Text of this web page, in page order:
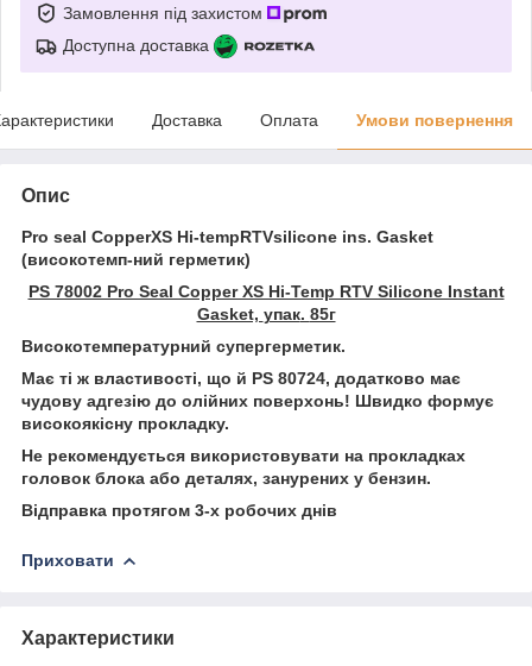
Замовлення під захистом
Доступна доставка
Доставка Оплата Умови повернення
Опис
Pro seal CopperXS Hi-tempRTVsilicone ins. Gasket
(високотемп-ний герметик)
PS 78002 Pro Seal Copper XS Hi-Temp RTV Silicone Instant
Gasket, упак. 85г
Високотемпературний супергерметик.
Має ті ж властивості, що й PS 80724, додатково має
чудову адгезію до олійних поверхонь! Швидко формує
високоякісну прокладку.
Не рекомендується використовувати на прокладках
головок блока або деталях, занурених у бензин.
Відправка протягом 3-х робочих днів
Приховати
Характеристики